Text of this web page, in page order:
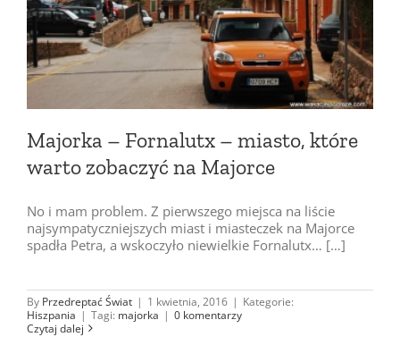
Majorka – Fornalutx – miasto, które
warto zobaczyć na Majorce
No i mam problem. Z pierwszego miejsca na liście
najsympatyczniejszych miast i miasteczek na Majorce
spadła Petra, a wskoczyło niewielkie Fornalutx… […]
By Przedreptać Świat | 1 kwietnia, 2016 | Kategorie:
Hiszpania | Tagi: majorka | 0 komentarzy
Czytaj dalej